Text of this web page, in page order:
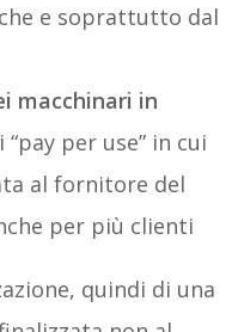
e soprattutto dal
macchinari in
per use” in cui
al fornitore del
per più clienti
quindi di una